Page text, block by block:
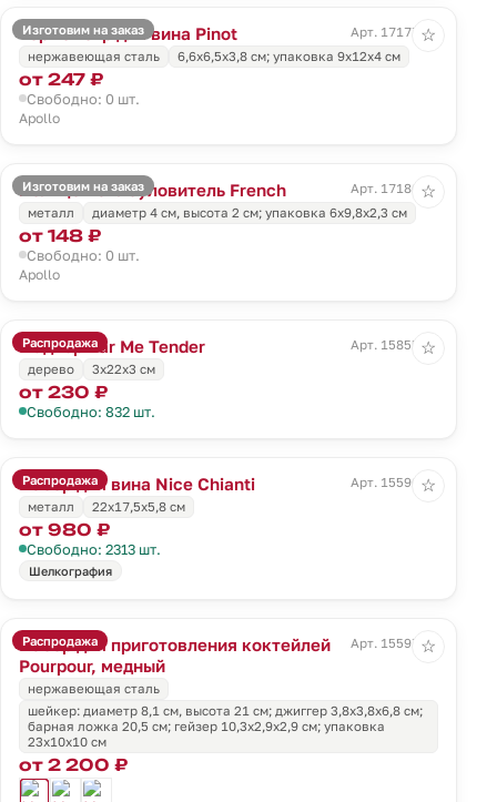
Изготовим на заказ
Термометр для вина Pinot
Арт. 17177.00
нержавеющая сталь
6,6х6,5х3,8 см; упаковка 9х12х4 см
от 247 ₽
Свободно: 0 шт.
Apollo
☆
Изготовим на заказ
Кольцо-каплеуловитель French
Арт. 17186.00
металл
диаметр 4 см, высота 2 см; упаковка 6х9,8х2,3 см
от 148 ₽
Свободно: 0 шт.
Apollo
☆
Распродажа
Мадлер Bar Me Tender
Арт. 15855.00
дерево
3х22х3 см
от 230 ₽
Свободно: 832 шт.
☆
Распродажа
Набор для вина Nice Chianti
Арт. 15596.30
металл
22х17,5х5,8 см
от 980 ₽
Свободно: 2313 шт.
Шелкография
☆
Распродажа
Набор для приготовления коктейлей
Pourpour, медный
Арт. 15597.00
нержавеющая сталь
шейкер: диаметр 8,1 см, высота 21 см; джиггер 3,8х3,8х6,8 см;
барная ложка 20,5 см; гейзер 10,3х2,9х2,9 см; упаковка
23х10х10 см
от 2 200 ₽
☆